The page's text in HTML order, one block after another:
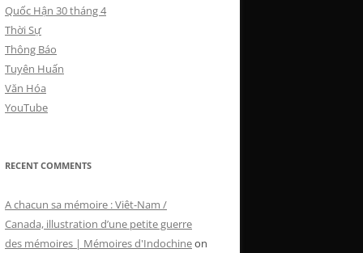
Quốc Hận 30 tháng 4
Thời Sự
Thông Báo
Tuyên Huấn
Văn Hóa
YouTube
RECENT COMMENTS
A chacun sa mémoire : Viêt-Nam /
Canada, illustration d’une petite guerre
des mémoires | Mémoires d'Indochineon